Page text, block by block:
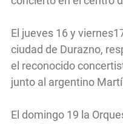
El jueves 16 y
ciudad de Durazno,
el reconocido
junto al argentino
El domingo 19 la